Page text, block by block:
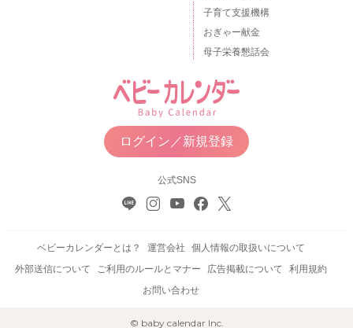
子育て支援機構
おぎゃー献金
母子栄養懇話会
ログイン／新規登録
公式SNS
ベビーカレンダーとは？ 運営会社
個人情報の取扱いについて
外部送信について
ご利用のルールとマナー 広告掲載について
利用規約
お問い合わせ
© baby calendar Inc.